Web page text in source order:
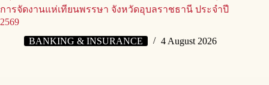
การจัดงานแห่เทียนพรรษา จังหวัดอุบลราชธานี ประจำปี
2569
BANKING & INSURANCE
4 August 2026